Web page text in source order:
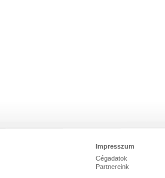
Impresszum
Cégadatok
Partnereink